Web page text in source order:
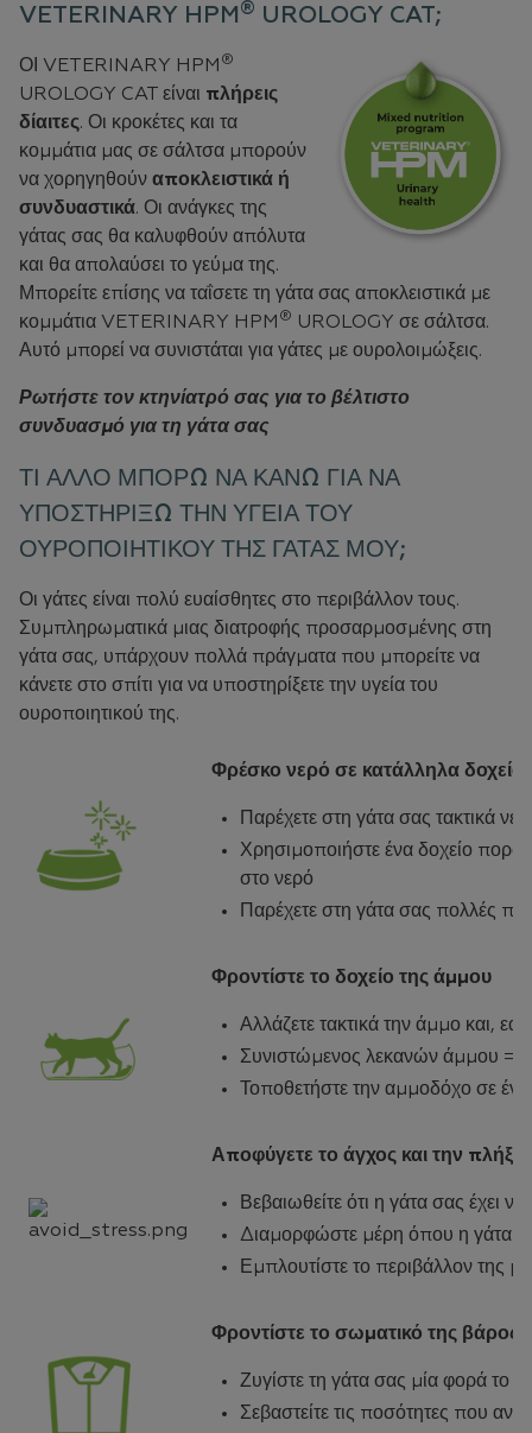
VETERINARY HPM ® UROLOGY CAT;
ΟΙ VETERINARY HPM ®
UROLOGY CAT είναι πλήρεις
δίαιτες. Οι κροκέτες και τα
κομμάτια μας σε σάλτσα μπορούν
να χορηγηθούν αποκλειστικά ή
συνδυαστικά. Οι ανάγκες της
γάτας σας θα καλυφθούν απόλυτα
και θα απολαύσει το γεύμα της.
Μπορείτε επίσης να ταΐσετε τη γάτα σας αποκλειστικά με
κομμάτια VETERINARY HPM ® UROLOGY σε σάλτσα.
Αυτό μπορεί να συνιστάται για γάτες με ουρολοιμώξεις.
Ρωτήστε τον κτηνίατρό σας για το βέλτιστο
συνδυασμό για τη γάτα σας
ΤΙ ΑΛΛΟ ΜΠΟΡΩ ΝΑ ΚΑΝΩ ΓΙΑ ΝΑ
ΥΠΟΣΤΗΡΙΞΩ ΤΗΝ ΥΓΕΙΑ ΤΟΥ
ΟΥΡΟΠΟΙΗΤΙΚΟΥ ΤΗΣ ΓΑΤΑΣ ΜΟΥ;
Οι γάτες είναι πολύ ευαίσθητες στο περιβάλλον τους.
Συμπληρωματικά μιας διατροφής προσαρμοσμένης στη
γάτα σας, υπάρχουν πολλά πράγματα που μπορείτε να
κάνετε στο σπίτι για να υποστηρίξετε την υγεία του
ουροποιητικού της.
Φρέσκο νερό σε κατάλληλα δοχεία
Παρέχετε στη γάτα σας τακτικά
Χρησιμοποιήστε ένα δοχείο
στο νερό
Παρέχετε στη γάτα σας πολλές
Φροντίστε το δοχείο της άμμου
Αλλάζετε τακτικά την άμμο και,
Συνιστώμενος λεκανών άμμου =
Τοποθετήστε την αμμοδόχο σε
Αποφύγετε το άγχος και την πλήξη
Βεβαιωθείτε ότι η γάτα σας έχει
Διαμορφώστε μέρη όπου η γάτα
Εμπλουτίστε το περιβάλλον της
Φροντίστε το σωματικό της βάρος
Ζυγίστε τη γάτα σας μία φορά το
Σεβαστείτε τις ποσότητες που